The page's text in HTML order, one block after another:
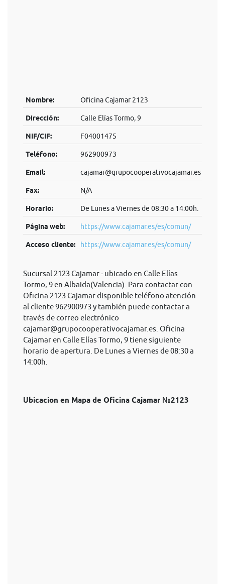
Nombre: Oficina Cajamar 2123
Dirección: Calle Elías Tormo, 9
NIF/CIF: F04001475
Teléfono: 962900973
Email: cajamar@grupocooperativocajamar.es
Fax: N/A
Horario: De Lunes a Viernes de 08:30 a 14:00h.
Página web: https://www.cajamar.es/es/comun/
Acceso cliente: https://www.cajamar.es/es/comun/
Sucursal 2123 Cajamar - ubicado en Calle Elías
Tormo, 9 en Albaida(Valencia). Para contactar con
Oficina 2123 Cajamar disponible teléfono atención
al cliente 962900973 y también puede contactar a
través de correo electrónico
cajamar@grupocooperativocajamar.es . Oficina
Cajamar en Calle Elías Tormo, 9 tiene siguiente
horario de apertura. De Lunes a Viernes de 08:30 a
14:00h.
Ubicacion en Mapa de Oficina Cajamar №2123